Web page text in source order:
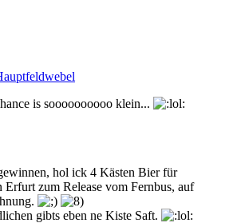
is soooooooooo klein...
hol ick 4 Kästen Bier für
Erfurt zum Release vom Fernbus, auf
gibts eben ne Kiste Saft.